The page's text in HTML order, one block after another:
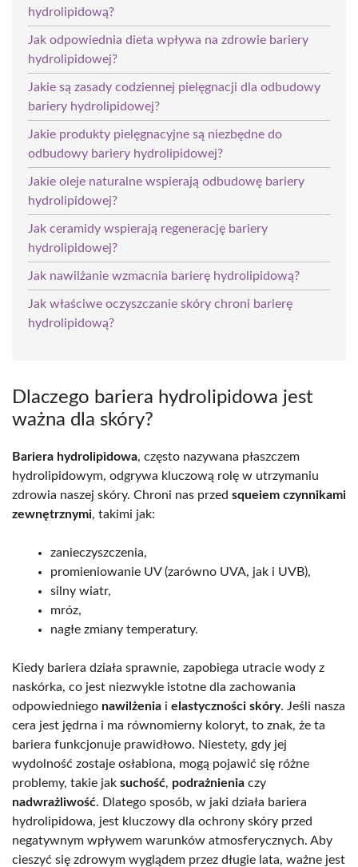
hydrolipidową?
Jak odpowiednia dieta wpływa na zdrowie bariery
hydrolipidowej?
Jakie są zasady codziennej pielęgnacji dla odbudowy
bariery hydrolipidowej?
Jakie produkty pielęgnacyjne są niezbędne do
odbudowy bariery hydrolipidowej?
Jakie oleje naturalne wspierają odbudowę bariery
hydrolipidowej?
Jak ceramidy wspierają regenerację bariery
hydrolipidowej?
Jak nawilżanie wzmacnia barierę hydrolipidową?
Jak właściwe oczyszczanie skóry chroni barierę
hydrolipidową?
Dlaczego bariera hydrolipidowa jest
ważna dla skóry?
Bariera hydrolipidowa, często nazywana płaszczem
hydrolipidowym, odgrywa kluczową rolę w utrzymaniu
zdrowia naszej skóry. Chroni nas przed squeiem czynnikami
zewnętrznymi, takimi jak:
zanieczyszczenia,
promieniowanie UV (zarówno UVA, jak i UVB),
silny wiatr,
mróz,
nagłe zmiany temperatury.
Kiedy bariera działa sprawnie, zapobiega utracie wody z
naskórka, co jest niezwykle istotne dla zachowania
odpowiedniego nawilżenia i elastyczności skóry. Jeśli nasza
cera jest jędrna i ma równomierny koloryt, to znak, że ta
bariera funkcjonuje prawidłowo. Niestety, gdy jej
wydolność zostaje osłabiona, mogą pojawić się różne
problemy, takie jak suchość, podrażnienia czy
nadwrażliwość. Dlatego sposób, w jaki działa bariera
hydrolipidowa, jest kluczowy dla ochrony skóry przed
negatywnym wpływem warunków atmosferycznych. Aby
cieszyć się zdrowym wyglądem przez długie lata, ważne jest